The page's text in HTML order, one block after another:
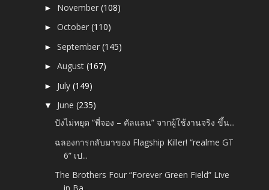
► November(108)
►October(110)
►September(145)
►August(167)
► July(149)
▼ June(235)
ปังไม่หยุด “พี่จอง – คัลแลน” จากผู้ใช้งานจริง ขึ้น...
ฉลองการกลับมาของ Flagship Killer! “realme GT
6” เป...
The Brothers Four “Forever Green Field” Live